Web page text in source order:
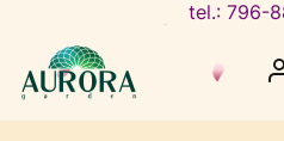
tel.: 796-